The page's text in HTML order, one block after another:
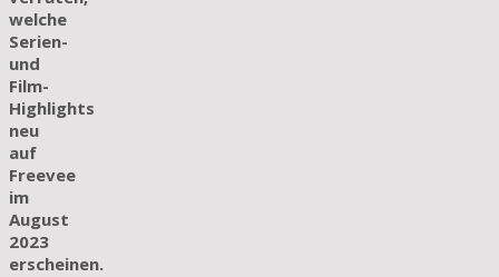
welche
Serien-
und
Film-
Highlights
neu
auf
Freevee
im
August
2023
erscheinen.